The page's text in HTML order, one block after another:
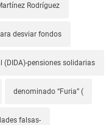
Rodríguez
desviar fondos
(DIDA)-pensiones solidarias
denominado “Furia” (
falsas-